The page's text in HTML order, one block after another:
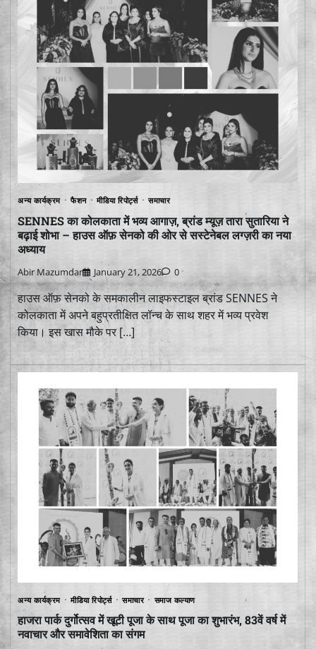
अन्य कार्यक्रम फैशन मीडिया रिपोर्ट्स समाचार
SENNES का कोलकाता में भव्य आगाज़, ब्रांड म्यूज़ तारा सुतारिया ने
बढ़ाई शोभा – हाउस ऑफ़ सेनको की ओर से सस्टेनेबल लग्ज़री का नया
अध्याय
Abir Mazumdar January 21, 2026 0
हाउस ऑफ़ सेनको के समकालीन लाइफस्टाइल ब्रांड SENNES ने
कोलकाता में अपने बहुप्रतीक्षित लॉन्च के साथ शहर में भव्य प्रवेश
किया। इस खास मौके पर […]
अन्य कार्यक्रम मीडिया रिपोर्ट्स समाचार समाज कल्याण
हाजरा पार्क दुर्गोत्सव में खूटी पूजा के साथ पूजा का शुभारंभ, 83वें वर्ष में
नवाचार और समावेशिता का संगम